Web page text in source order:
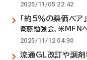
2025/11/05 22:42
「約5％の薬価ベア
衛藤勉強会、米MFN
2025/11/12 04:30
流通GL改訂や調剤